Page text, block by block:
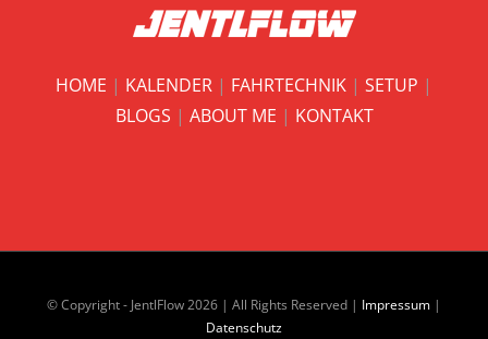
HOME | KALENDER | FAHRTECHNIK | SETUP |
BLOGS | ABOUT ME | KONTAKT
© Copyright - JentlFlow2026 | All Rights Reserved | Impressum |
Datenschutz